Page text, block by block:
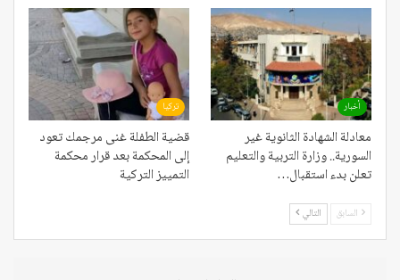
أخبار
معادلة الشهادة الثانوية غير
السورية.. وزارة التربية والتعليم
تعلن بدء استقبال…
تركيا
قضية الطفلة غنى مرجمك تعود
إلى المحكمة بعد قرار محكمة
التمييز التركية
السابق التالي